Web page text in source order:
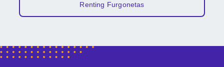
Renting Furgonetas